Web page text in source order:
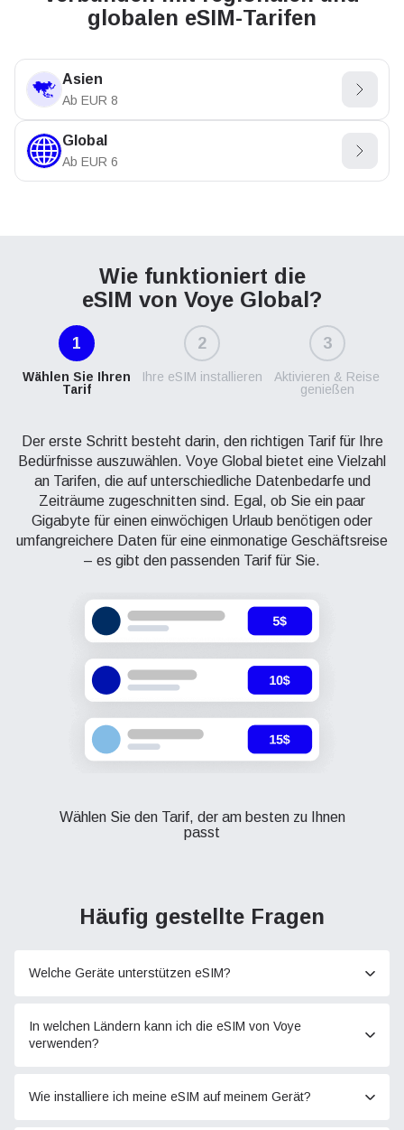
globalen eSIM-Tarifen
Asien
Ab EUR 8
Global
Ab EUR 6
Wie funktioniert die
eSIM von Voye Global?
1
Wählen Sie Ihren
Tarif
2
Ihre eSIM installieren
3
Aktivieren & Reise
genießen
Der erste Schritt besteht darin, den richtigen Tarif für Ihre
Bedürfnisse auszuwählen. Voye Global bietet eine Vielzahl
an Tarifen, die auf unterschiedliche Datenbedarfe und
Zeiträume zugeschnitten sind. Egal, ob Sie ein paar
Gigabyte für einen einwöchigen Urlaub benötigen oder
umfangreichere Daten für eine einmonatige Geschäftsreise
– es gibt den passenden Tarif für Sie.
Wählen Sie den Tarif, der am besten zu Ihnen
passt
Häufig gestellte Fragen
Welche Geräte unterstützen eSIM?
In welchen Ländern kann ich die eSIM von Voye
verwenden?
Wie installiere ich meine eSIM auf meinem Gerät?